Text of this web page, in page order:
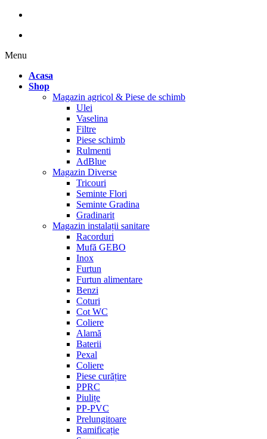
Menu
Acasa
Shop
Magazin agricol & Piese de schimb
Ulei
Vaselina
Filtre
Piese schimb
Rulmenti
AdBlue
Magazin Diverse
Tricouri
Seminte Flori
Seminte Gradina
Gradinarit
Magazin instalații sanitare
Racorduri
Mufă GEBO
Inox
Furtun
Furtun alimentare
Benzi
Coturi
Cot WC
Coliere
Alamă
Baterii
Pexal
Coliere
Piese curățire
PPRC
Piulițe
PP-PVC
Prelungitoare
Ramificație